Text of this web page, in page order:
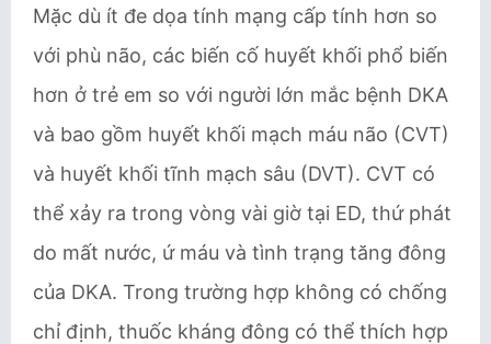
Mặc dù ít đe dọa tính mạng cấp tính hơn so
với phù não, các biến cố huyết khối phổ biến
hơn ở trẻ em so với người lớn mắc bệnh DKA
và bao gồm huyết khối mạch máu não (CVT)
và huyết khối tĩnh mạch sâu (DVT). CVT có
thể xảy ra trong vòng vài giờ tại ED, thứ phát
do mất nước, ứ máu và tình trạng tăng đông
của DKA. Trong trường hợp không có chống
chỉ định, thuốc kháng đông có thể thích hợp